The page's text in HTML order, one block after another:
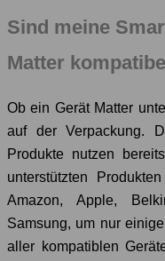
Sind meine
Matter
Ob ein Gerät Matter
auf der Verpackung.
Produkte nutzen
unterstützten
Amazon, Apple,
Samsung, um nur
aller kompatiblen